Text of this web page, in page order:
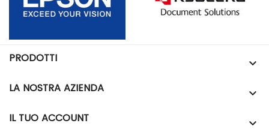
PRODOTTI 
LA NOSTRA AZIENDA 
IL TUO ACCOUNT 